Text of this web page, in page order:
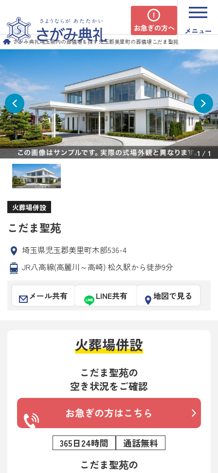
お急ぎの方へ メニュー
さがみ典礼埼玉県内の葬儀場を探す児玉郡美里町の葬儀場こだま聖苑
火葬場併設
こだま聖苑
埼玉県児玉郡美里町木部536-4
JR八高線(高麗川～高崎) 松久駅から徒歩9分
メール共有 LINE共有 地図で見る
1 / 1
火葬場併設
こだま聖苑の
空き状況をご確認
お急ぎの方はこちら
365日24時間 通話無料
こだま聖苑の